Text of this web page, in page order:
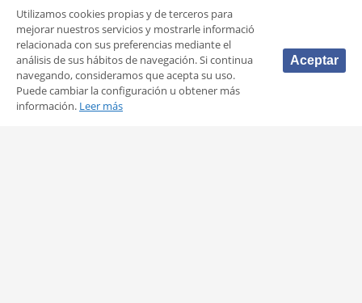
Voluntariado deportivo de Valencia
Turismo y deporte
Económica y conocimiento
Premios
Utilizamos cookies propias y de terceros para
mejorar nuestros servicios y mostrarle informació
relacionada con sus preferencias mediante el
análisis de sus hábitos de navegación. Si continua
navegando, consideramos que acepta su uso.
Puede cambiar la configuración u obtener más
información. Leer más
Aceptar